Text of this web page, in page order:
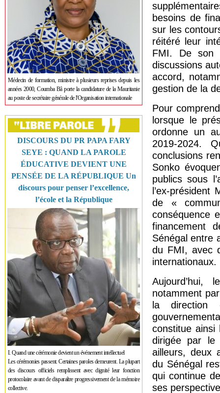
Médecin de formation, ministre à plusieurs reprises depuis les
années 2000, Coumba Bâ porte la candidature de la Mauritanie
au poste de secrétaire générale de l'Organisation internationale
DISCOURS DU PR PAPA FARY
SEYE : QUAND LA PAROLE
ÉDUCATIVE DEVIENT UNE
PENSÉE DE LA RÉPUBLIQUE Un
discours pour penser l’excellence,
l’école et la République
I. Quand une cérémonie devient un événement intellectuel
Les cérémonies passent. Certaines paroles demeurent. La plupart
des discours officiels remplissent avec dignité leur fonction
protocolaire avant de disparaître progressivement de la mémoire
collective.
besoins de
sur les
réitéré leur
FMI. De son
discussions
accord,
gestion de la
Pour
lorsque le
ordonne un
2019-2024.
conclusions
Sonko
publics sous
l’ex-
de «
conséquence
financement
Sénégal entre
du FMI, avec
internationaux.
Aujourd’hui,
notamment
la direction
constitue ainsi
dirigée par le
ailleurs, deux
du Sénégal
qui continue
ses